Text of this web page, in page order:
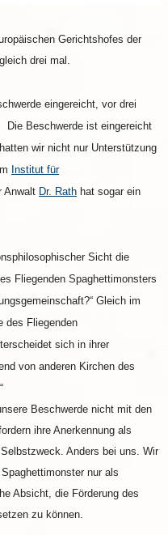
Gerichtshofes der
drei mal.
eingereicht, vor drei
Die Beschwerde ist eingereicht
wir nicht nur Unterstützung
Institut für
Anwalt Dr. Rath hat sogar ein
Sicht die
Fliegenden Spaghettimonsters
Gleich im
des Fliegenden
sich in ihrer
von anderen Kirchen des
Beschwerde nicht mit den
ihre Anerkennung als
Anders bei uns. Wir
nur als
Absicht, die Förderung des
zu können.